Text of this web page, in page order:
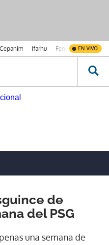
Cepanim Ifarhu Fenómeno de El
EN VIVO
de
del PSG
una semana de